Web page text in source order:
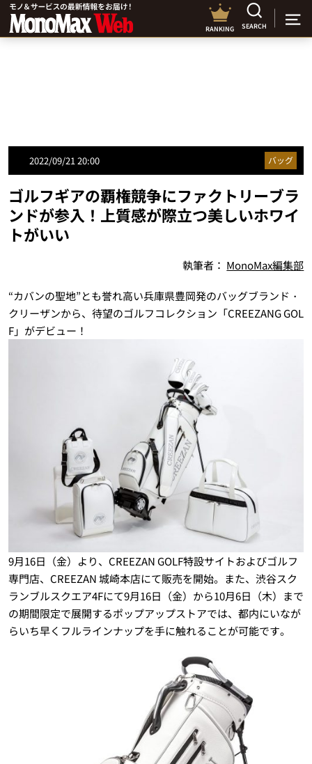
RANKING SEARCH
2022/09/21 20:00 バッグ
ゴルフギアの覇権競争にファクトリーブラ
ンドが参入！上質感が際立つ美しいホワイ
トがいい
執筆者： MonoMax編集部
“カバンの聖地”とも誉れ高い兵庫県豊岡発のバッグブランド・
クリーザンから、待望のゴルフコレクション「CREEZANG GOL
F」がデビュー！
9月16日（金）より、CREEZAN GOLF特設サイトおよびゴルフ
専門店、CREEZAN 城崎本店にて販売を開始。また、渋谷スク
ランブルスクエア4Fにて9月16日（金）から10月6日（木）まで
の期間限定で展開するポップアップストアでは、都内にいなが
らいち早くフルラインナップを手に触れることが可能です。